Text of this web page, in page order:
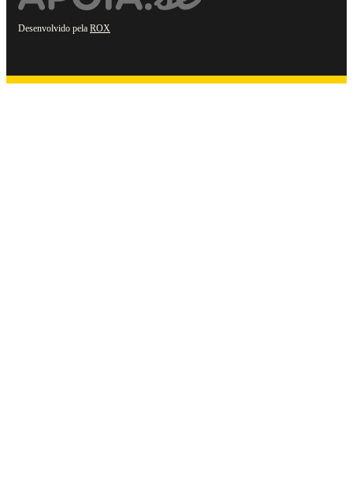
Desenvolvido pela ROX